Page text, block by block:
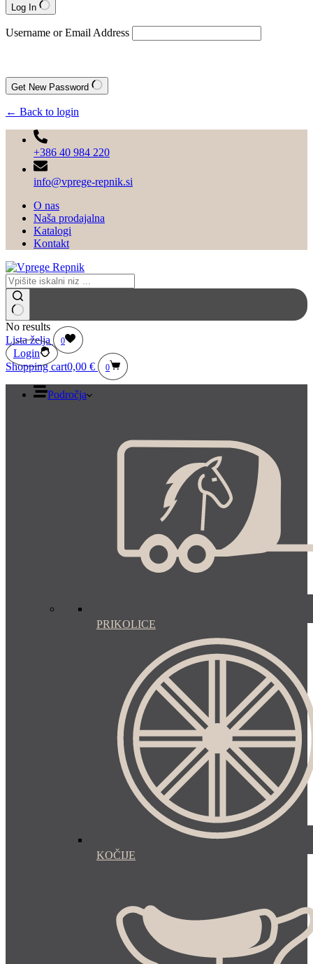
Log In
Username or Email Address
Get New Password
← Back to login
+386 40 984 220
info@vprege-repnik.si
O nas
Naša prodajalna
Katalogi
Kontakt
No results
Lista želja
0
Login
Shopping cart0,00 € 0
Področja
PRIKOLICE
KOČIJE